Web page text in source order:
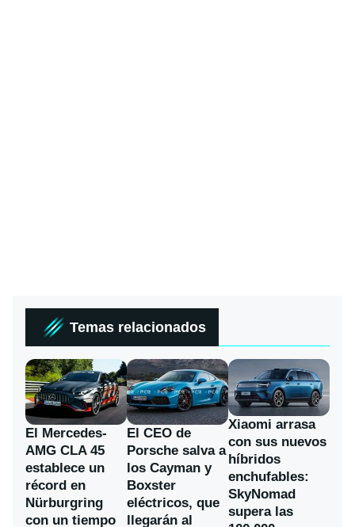
Temas relacionados
El Mercedes-
AMG CLA 45
establece un
récord en
Nürburgring
con un tiempo
El CEO de
Porsche salva a
los Cayman y
Boxster
eléctricos, que
llegarán al
Xiaomi arrasa
con sus nuevos
híbridos
enchufables:
SkyNomad
supera las